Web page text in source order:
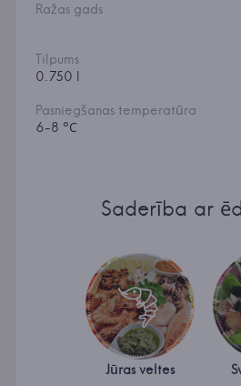
Ražas gads
Tilpums
0.750 l
Pasniegšanas temperatūra
6-8 °С
Saderība ar
Jūras veltes